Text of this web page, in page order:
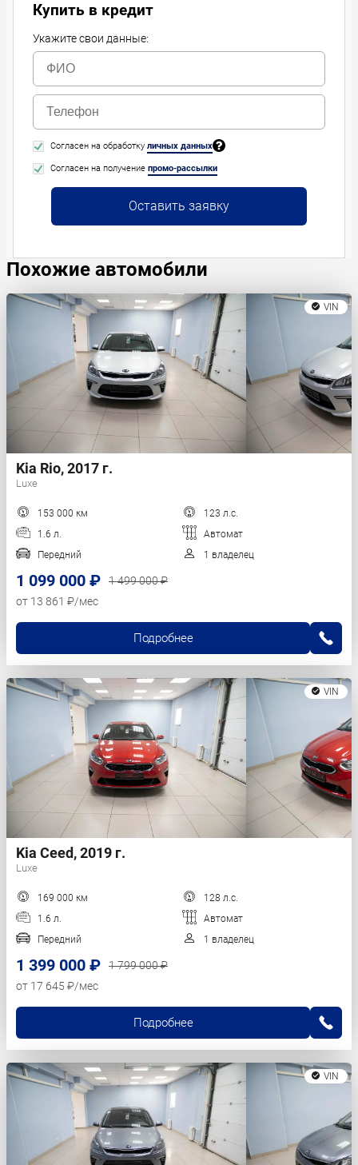
Купить в кредит
Укажите свои данные:
Согласен на обработку личных данных
Согласен на получение промо-рассылки
Оставить заявку
Похожие автомобили
VIN
Kia Rio, 2017 г.
Luxe
153 000 км
123 л.с.
1.6 л.
Автомат
Передний
1 владелец
1 099 000 ₽
1 499 000 ₽
от 13 861 ₽/мес
Подробнее
VIN
Kia Ceed, 2019 г.
Luxe
169 000 км
128 л.с.
1.6 л.
Автомат
Передний
1 владелец
1 399 000 ₽
1 799 000 ₽
от 17 645 ₽/мес
Подробнее
VIN